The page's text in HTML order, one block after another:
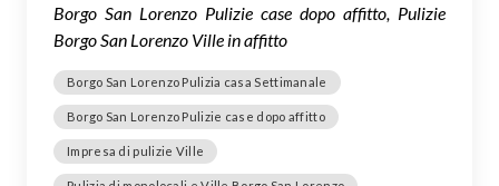
Borgo San Lorenzo Pulizie case dopo affitto, Pulizie
Borgo San Lorenzo Ville in affitto
Borgo San Lorenzo Pulizia casa Settimanale
Borgo San Lorenzo Pulizie case dopo affitto
Impresa di pulizie Ville